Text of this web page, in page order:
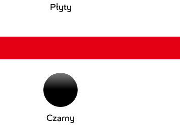
Płyty
Czarny